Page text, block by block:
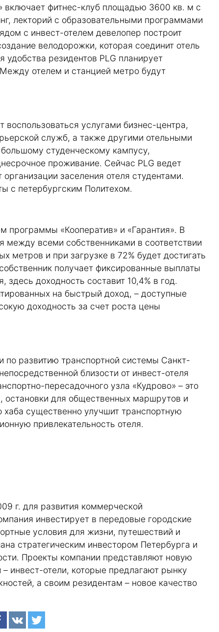
включает фитнес-клуб площадью 3600 кв. м с
лекторий с образовательными программами
с инвест-отелем девелопер построит
велодорожки, которая соединит отель
резидентов PLG планирует
отелем и станцией метро будут
услугами бизнес-центра,
служб, а также другими отельными
студенческому кампусу,
проживание. Сейчас PLG ведет
заселения отеля студентами.
с петербургским Политехом.
программы «Кооператив» и «Гарантия». В
между всеми собственниками в соответствии
метров и при загрузке в 72% будет достигать
получает фиксированные выплаты
здесь доходность составит 10,4% в год.
на быстрый доход, – доступные
доходность за счет роста цены
по развитию транспортной системы Санкт-
близости от инвест-отеля
пересадочного узла «Кудрово» – это
остановки для общественных маршрутов и
существенно улучшит транспортную
привлекательность отеля.
г. для развития коммерческой
инвестирует в передовые городские
условия для жизни, путешествий и
стратегическим инвестором Петербурга и
Проекты компании представляют новую
инвест-отели, которые предлагают рынку
а своим резидентам – новое качество